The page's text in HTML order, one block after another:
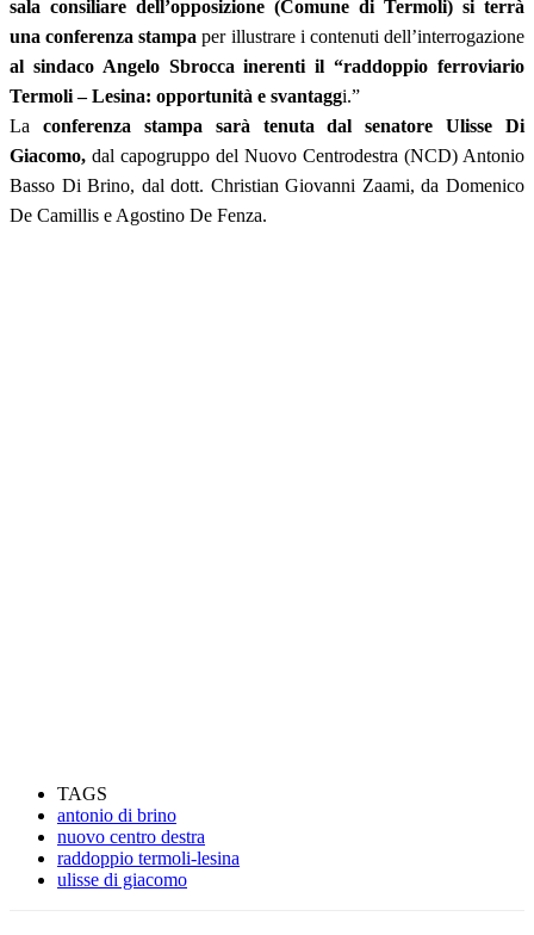
sala consiliare dell’opposizione (Comune di Termoli) si terrà
una conferenza stampa per illustrare i contenuti dell’interrogazione
al sindaco Angelo Sbrocca inerenti il “raddoppio ferroviario
Termoli – Lesina: opportunità e svantaggi.”
La conferenza stampa sarà tenuta dal senatore Ulisse Di
Giacomo, dal capogruppo del Nuovo Centrodestra (NCD) Antonio
Basso Di Brino, dal dott. Christian Giovanni Zaami, da Domenico
De Camillis e Agostino De Fenza.
TAGS
antonio di brino
nuovo centro destra
raddoppio termoli-lesina
ulisse di giacomo